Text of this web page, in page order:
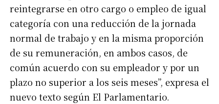
reintegrarse en otro cargo o empleo de igual
categoría con una reducción de la jornada
normal de trabajo y en la misma proporción
de su remuneración, en ambos casos, de
común acuerdo con su empleador y por un
plazo no superior a los seis meses”, expresa el
nuevo texto según El Parlamentario.